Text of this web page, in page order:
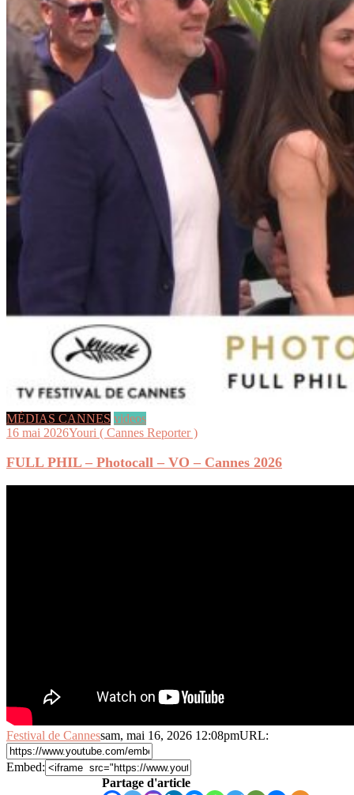
MÉDIAS CANNES videos
16 mai 2026Youri ( Cannes Reporter )
FULL PHIL – Photocall – VO – Cannes 2026
Festival de Cannessam, mai 16, 2026 12:08pmURL:
Embed:
Partage d'article